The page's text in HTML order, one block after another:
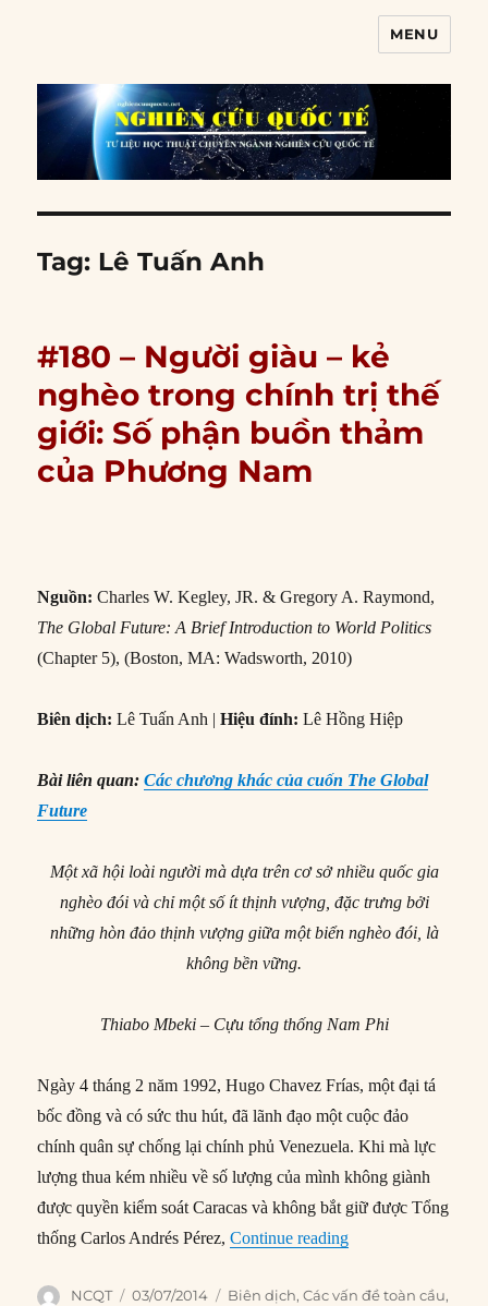
MENU
Tag: Lê Tuấn Anh
#180 – Người giàu – kẻ
nghèo trong chính trị thế
giới: Số phận buồn thảm
của Phương Nam
Nguồn:Charles W. Kegley, JR. & Gregory A. Raymond,
The Global Future: A Brief Introduction to World Politics
(Chapter 5), (Boston, MA: Wadsworth, 2010)
Biên dịch: Lê Tuấn Anh |Hiệu đính: Lê Hồng Hiệp
Bài liên quan:Các chương khác của cuốn The Global
Future
Một xã hội loài người mà dựa trên cơ sở nhiều quốc gia
nghèo đói và chỉ một số ít thịnh vượng, đặc trưng bởi
những hòn đảo thịnh vượng giữa một biển nghèo đói, là
không bền vững.
Thiabo Mbeki – Cựu tổng thống Nam Phi
Ngày 4 tháng 2 năm 1992, Hugo Chavez Frías, một đại tá
bốc đồng và có sức thu hút, đã lãnh đạo một cuộc đảo
chính quân sự chống lại chính phủ Venezuela. Khi mà lực
lượng thua kém nhiều về số lượng của mình không giành
được quyền kiểm soát Caracas và không bắt giữ được Tổng
thống Carlos Andrés Pérez,Continue reading“#180 – Người
Author
NCQT
Posted
03/07/2014 Categories
Biên dịch,Các vấn đề toàn cầu,